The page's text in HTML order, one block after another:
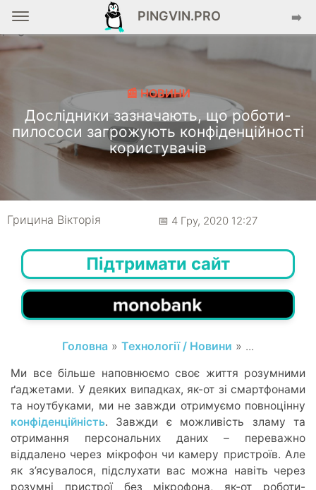
PINGVIN.PRO ➡️
📰 НОВИНИ
Дослідники зазначають, що роботи-
пилососи загрожують конфіденційності
користувачів
Грицина Вікторія 📅 4 Гру, 2020 12:27
Підтримати сайт
Головна » Технології / Новини » ...
Ми все більше наповнюємо своє життя розумними
ґаджетами. У деяких випадках, як-от зі смартфонами
та ноутбуками, ми не завжди отримуємо повноцінну
конфіденційність. Завжди є можливість зламу та
отримання персональних даних – переважно
віддалено через мікрофон чи камеру пристроїв. Але
як з’ясувалося, підслухати вас можна навіть через
розумні пристрої без мікрофона, як-от роботи-